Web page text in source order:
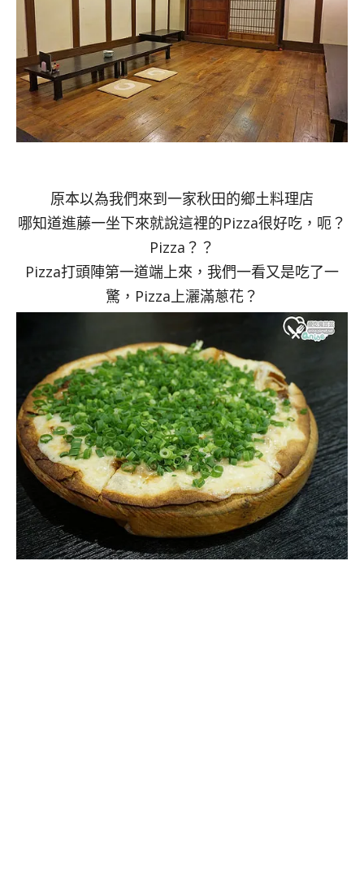
原本以為我們來到一家秋田的鄉土料理店
哪知道進藤一坐下來就說這裡的Pizza很好吃，呃？
Pizza？？
Pizza打頭陣第一道端上來，我們一看又是吃了一
驚，Pizza上灑滿蔥花？